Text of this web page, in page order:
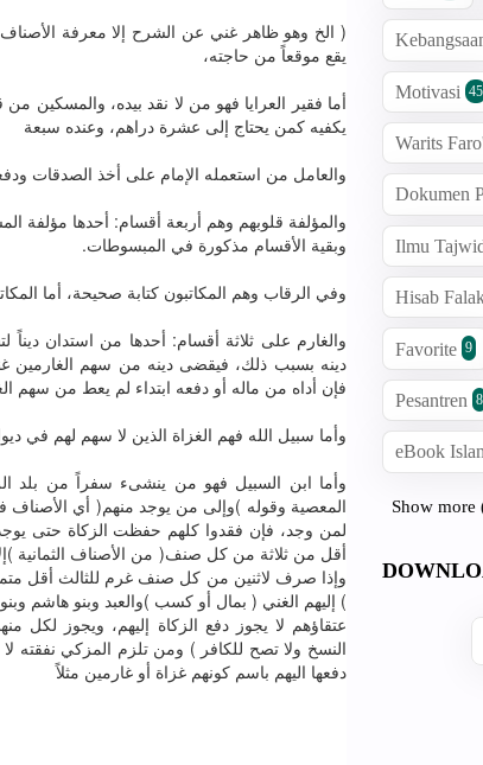
( ﺍﻟﺦ ﻭﻫﻮ ﻇﺎﻫﺮ ﻏﻨﻲ ﻋﻦ ﺍﻟﺸﺮﺡ ﺇﻻ ﻣﻌﺮﻓﺔ
ﻳﻘﻊ ﻣﻮﻗﻌﺎً ﻣﻦ ﺣﺎﺟﺘﻪ،
ﺃﻣﺎ ﻓﻘﻴﺮ ﺍﻟﻌﺮﺍﻳﺎ ﻓﻬﻮ ﻣﻦ ﻻ ﻧﻘﺪ ﺑﻴﺪﻩ، ﻭﺍﻟﻤﺴﻜﻴﻦ
ﻳﻜﻔﻴﻪ ﻛﻤﻦ ﻳﺤﺘﺎﺝ ﺇﻟﻰ ﻋﺸﺮﺓ ﺩﺭﺍﻫﻢ، ﻭﻋﻨﺪﻩ ﺳﺒﻌﺔ
ﻭﺍﻟﻌﺎﻣﻞ ﻣﻦ ﺍﺳﺘﻌﻤﻠﻪ ﺍﻹﻣﺎﻡ ﻋﻠﻰ ﺃﺧﺬ ﺍﻟﺼﺪﻗﺎﺕ
ﻭﺍﻟﻤﺆﻟﻔﺔ ﻗﻠﻮﺑﻬﻢ ﻭﻫﻢ ﺃﺭﺑﻌﺔ ﺃﻗﺴﺎﻡ: ﺃﺣﺪﻫﺎ ﻣﺆﻟﻔﺔ
ﻭﺑﻘﻴﺔ ﺍﻷﻗﺴﺎﻡ ﻣﺬﻛﻮﺭﺓ ﻓﻲ ﺍﻟﻤﺒﺴﻮﻃﺎﺕ.
ﻭﻓﻲ ﺍﻟﺮﻗﺎﺏ ﻭﻫﻢ ﺍﻟﻤﻜﺎﺗﺒﻮﻥ ﻛﺘﺎﺑﺔ ﺻﺤﻴﺤﺔ، ﺃﻣﺎ
ﻭﺍﻟﻐﺎﺭﻡ ﻋﻠﻰ ﺛﻼﺛﺔ ﺃﻗﺴﺎﻡ: ﺃﺣﺪﻫﺎ ﻣﻦ ﺍﺳﺘﺪﺍﻥ ﺩﻳﻨﺎً
ﺩﻳﻨﻪ ﺑﺴﺒﺐ ﺫﻟﻚ، ﻓﻴﻘﻀﻰ ﺩﻳﻨﻪ ﻣﻦ ﺳﻬﻢ ﺍﻟﻐﺎﺭﻣﻴﻦ
ﻓﺈﻥ ﺃﺩﺍﻩ ﻣﻦ ﻣﺎﻟﻪ ﺃﻭ ﺩﻓﻌﻪ ﺍﺑﺘﺪﺍﺀ ﻟﻢ ﻳﻌﻂ ﻣﻦ ﺳﻬﻢ
ﻭﺃﻣﺎ ﺳﺒﻴﻞ ﺍﻟﻠﻪ ﻓﻬﻢ ﺍﻟﻐﺰﺍﺓ ﺍﻟﺬﻳﻦ ﻻ ﺳﻬﻢ ﻟﻬﻢ ﻓﻲ
ﻭﺃﻣﺎ ﺍﺑﻦ ﺍﻟﺴﺒﻴﻞ ﻓﻬﻮ ﻣﻦ ﻳﻨﺸﻰﺀ ﺳﻔﺮﺍً ﻣﻦ ﺑﻠﺪ
ﺍﻟﻤﻌﺼﻴﺔ ﻭﻗﻮﻟﻪ )ﻭﺇﻟﻰ ﻣﻦ ﻳﻮﺟﺪ ﻣﻨﻬﻢ( ﺃﻱ
ﻟﻤﻦ ﻭﺟﺪ، ﻓﺈﻥ ﻓﻘﺪﻭﺍ ﻛﻠﻬﻢ ﺣﻔﻈﺖ ﺍﻟﺰﻛﺎﺓ ﺣﺘﻰ
ﺃﻗﻞ ﻣﻦ ﺛﻼﺛﺔ ﻣﻦ ﻛﻞ ﺻﻨﻒ( ﻣﻦ ﺍﻷﺻﻨﺎﻑ ﺍﻟﺜﻤﺎﻧﻴﺔ
ﻭﺇﺫﺍ ﺻﺮﻑ ﻻﺛﻨﻴﻦ ﻣﻦ ﻛﻞ ﺻﻨﻒ ﻏﺮﻡ ﻟﻠﺜﺎﻟﺚ ﺃﻗﻞ
) ﺇﻟﻴﻬﻢ ﺍﻟﻐﻨﻲ ( ﺑﻤﺎﻝ ﺃﻭ ﻛﺴﺐ )ﻭﺍﻟﻌﺒﺪ ﻭﺑﻨﻮ
ﻋﺘﻘﺎﺅﻫﻢ ﻻ ﻳﺠﻮﺯ ﺩﻓﻊ ﺍﻟﺰﻛﺎﺓ ﺇﻟﻴﻬﻢ، ﻭﻳﺠﻮﺯ
ﺍﻟﻨﺴﺦ ﻭﻻ ﺗﺼﺢ ﻟﻠﻜﺎﻓﺮ ) ﻭﻣﻦ ﺗﻠﺰﻡ ﺍﻟﻤﺰﻛﻲ ﻧﻔﻘﺘﻪ ﻻ
ﺩﻓﻌﻬﺎ ﺍﻟﻴﻬﻢ ﺑﺎﺳﻢ ﻛﻮﻧﻬﻢ ﻏﺰﺍﺓ ﺃﻭ ﻏﺎﺭﻣﻴﻦ ﻣﺜﻼً
Motivasi 45
Warits
Dokumen
Ilmu
Hisab
Favorite 9
Pesantren 8
eBook
Show more